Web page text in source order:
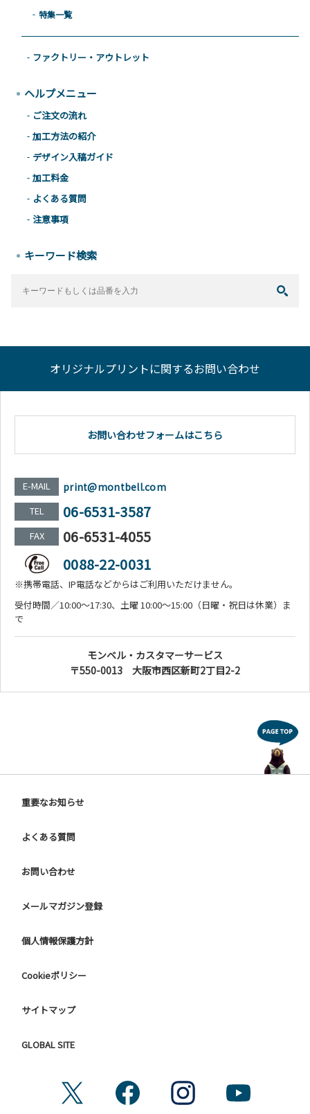
特集一覧
ファクトリー・アウトレット
ヘルプメニュー
ご注文の流れ
加工方法の紹介
デザイン入稿ガイド
加工料金
よくある質問
注意事項
キーワード検索
オリジナルプリントに関するお問い合わせ
お問い合わせフォームはこちら
E-MAIL print@montbell.com
TEL 06-6531-3587
FAX
06-6531-4055
0088-22-0031
※携帯電話、IP電話などからはご利用いただけません。
受付時間／10:00～17:30、土曜 10:00～15:00（日曜・祝日は休業）ま
で
モンベル・カスタマーサービス
〒550-0013 大阪市西区新町2丁目2-2
重要なお知らせ
よくある質問
お問い合わせ
メールマガジン登録
個人情報保護方針
Cookieポリシー
サイトマップ
GLOBAL SITE